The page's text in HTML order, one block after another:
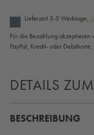
Lieferzeit 3-5 Werktage,
Für die Bezahlung
PayPal, Kredit- oder Debitkarte,
DETAILS
BESCHREIBUNG